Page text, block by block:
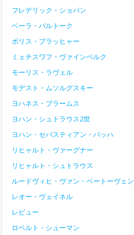
フレデリック・ショパン
ベーラ・バルトーク
ボリス・ブラッヒャー
ミェチスワフ・ヴァインベルク
モーリス・ラヴェル
モデスト・ムソルグスキー
ヨハネス・ブラームス
ヨハン・シュトラウス2世
ヨハン・セバスティアン・バッハ
リヒャルト・ヴァーグナー
リヒャルト・シュトラウス
ルードヴィヒ・ヴァン・ベートーヴェン
レオー・ヴェイネル
レビュー
ロベルト・シューマン